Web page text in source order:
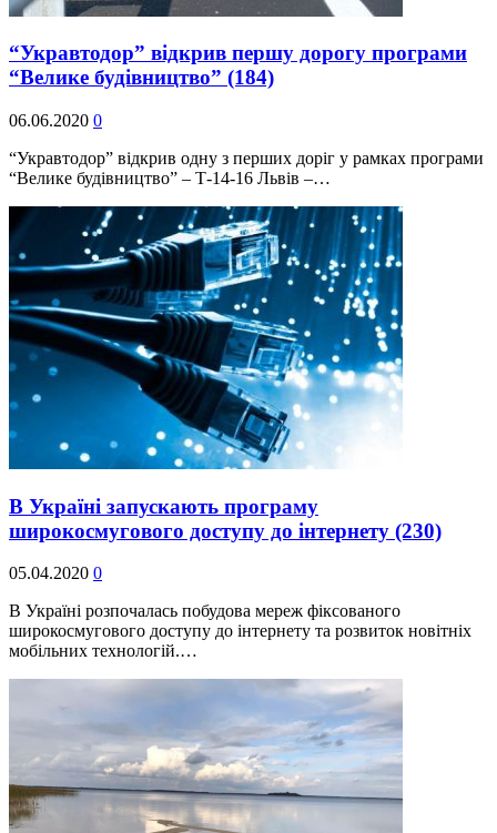
“Укравтодор” відкрив першу дорогу програми
“Велике будівництво” (184)
06.06.2020 0
“Укравтодор” відкрив одну з перших доріг у рамках програми
“Велике будівництво” – Т-14-16 Львів –…
В Україні запускають програму
широкосмугового доступу до інтернету (230)
05.04.2020 0
В Україні розпочалась побудова мереж фіксованого
широкосмугового доступу до інтернету та розвиток новітніх
мобільних технологій.…